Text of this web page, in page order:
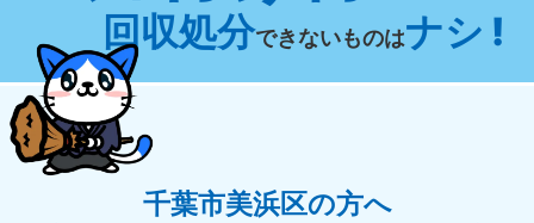
回収処分できないものはナシ !
千葉市美浜区の方へ